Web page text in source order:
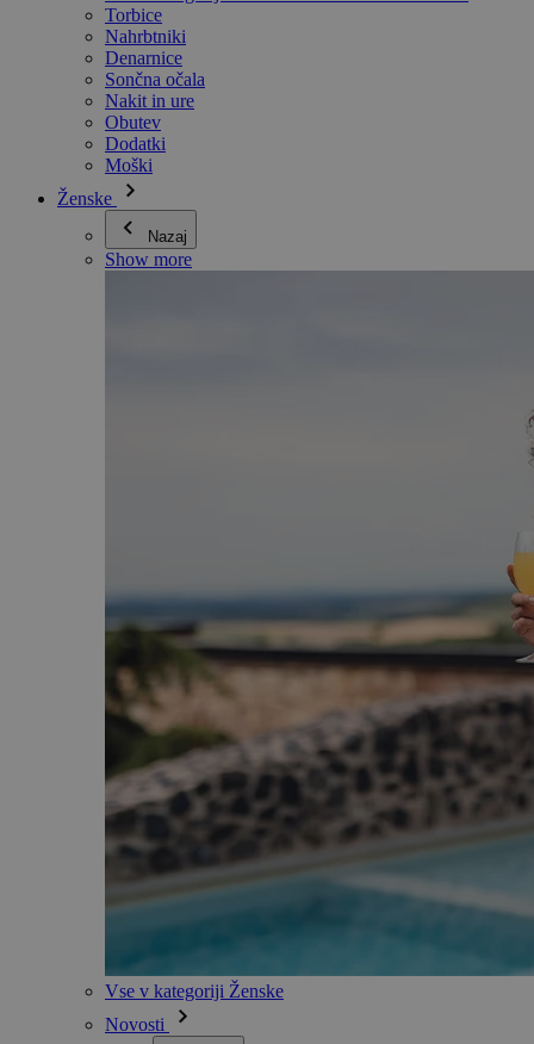
Torbice
Nahrbtniki
Denarnice
Sončna očala
Nakit in ure
Obutev
Dodatki
Moški
Ženske
Nazaj
Show more
Vse v kategoriji Ženske
Novosti